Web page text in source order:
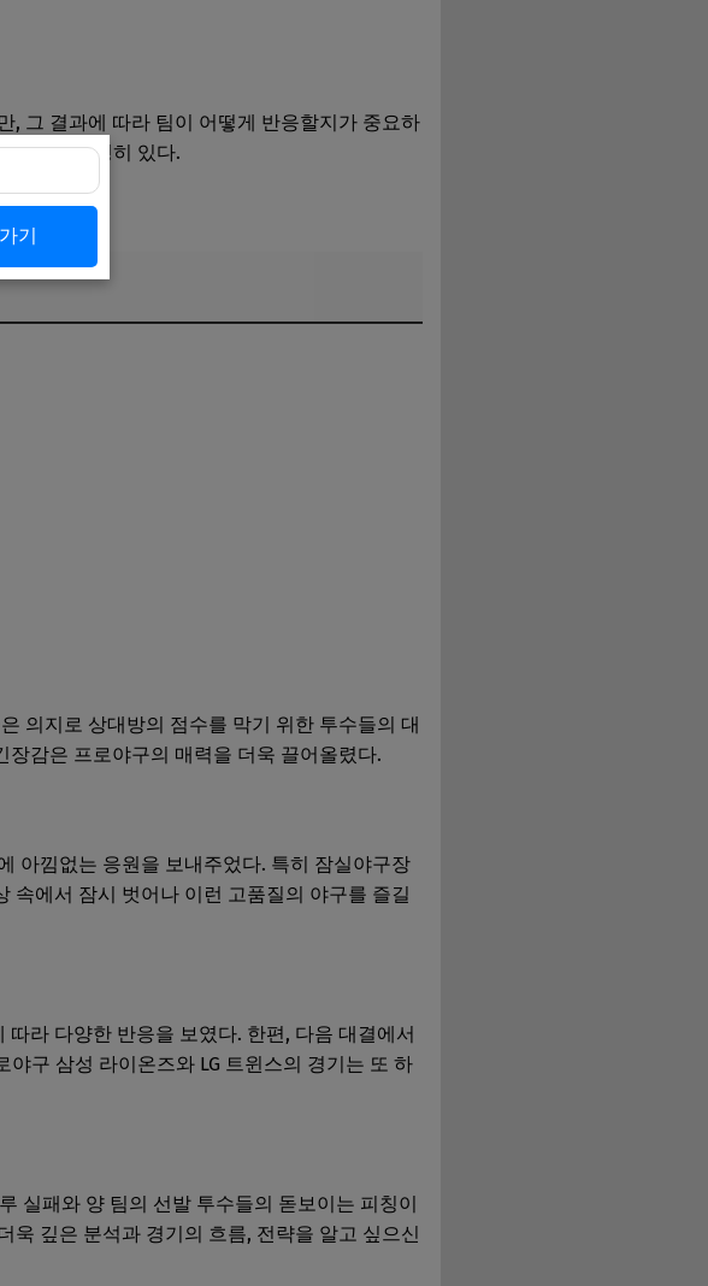
, 그 결과에 따라 팀이 어떻게 반응할지가 중요하
부분도 분명히 있다.
의지로 상대방의 점수를 막기 위한 투수들의 대
감은 프로야구의 매력을 더욱 끌어올렸다.
아낌없는 응원을 보내주었다. 특히 잠실야구장
속에서 잠시 벗어나 이런 고품질의 야구를 즐길
라 다양한 반응을 보였다. 한편, 다음 대결에서
구 삼성 라이온즈와 LG 트윈스의 경기는 또 하
실패와 양 팀의 선발 투수들의 돋보이는 피칭이
욱 깊은 분석과 경기의 흐름, 전략을 알고 싶으신
기